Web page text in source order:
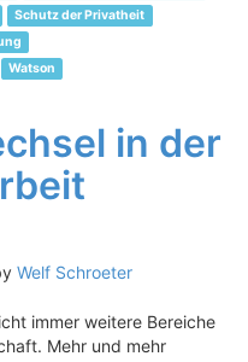
Schutz der Privatheit
Watson
in der
Welf Schroeter
immer weitere Bereiche
Mehr und mehr